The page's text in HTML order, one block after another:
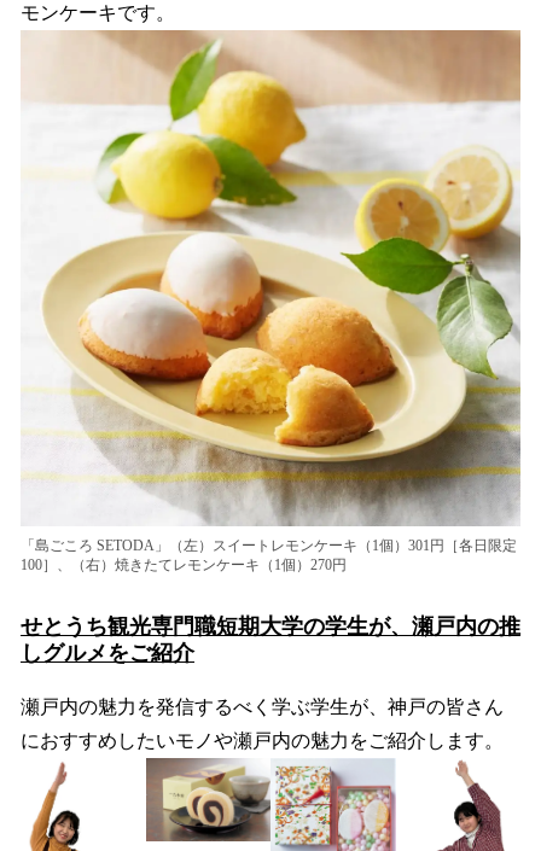
モンケーキです。
「島ごころ SETODA」（左）スイートレモンケーキ（1個）301円［各日限定
100］、（右）焼きたてレモンケーキ（1個）270円
せとうち観光専門職短期大学の学生が、瀬戸内の推
しグルメをご紹介
瀬戸内の魅力を発信するべく学ぶ学生が、神戸の皆さん
におすすめしたいモノや瀬戸内の魅力をご紹介します。